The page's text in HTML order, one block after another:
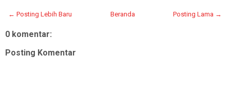
← Posting Lebih Baru Posting Lama →
Beranda
0 komentar:
Posting Komentar